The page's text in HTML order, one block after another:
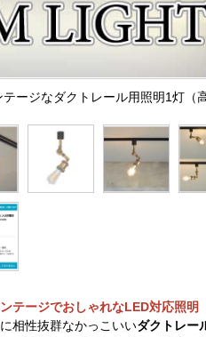
ージなダクトレール用照明1灯（
テージでおしゃれなLED対応照明
相性抜群なかっこいいダクトレー